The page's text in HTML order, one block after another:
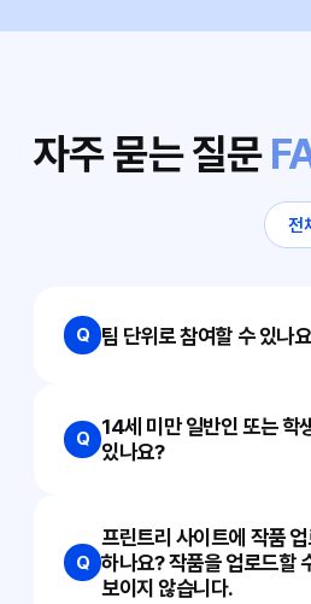
자주 묻는 질문
전
Q 팀 단위로 참여할 수 있나
Q 14세 미만 일반인 또는 학
있나요?
Q
프린트리 사이트에 작품 업
하나요? 작품을 업로드할
보이지 않습니다.